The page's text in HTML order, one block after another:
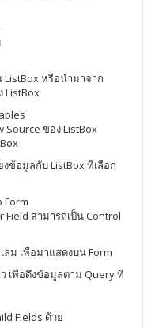
หรือนำมาจาก
ListBox
Source ของ ListBox
งข้อมูลกับ ListBox ที่เลือก
Form
Field สามารถเป็น Control
ม เพื่อมาแสดงบน Form
เพื่อดึงข้อมูลตาม Query ที่
Fields ด้วย